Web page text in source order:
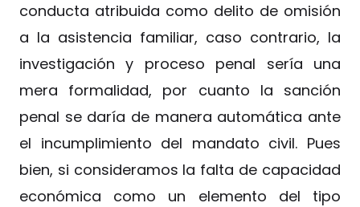
conducta atribuida como delito de omisión
a la asistencia familiar, caso contrario, la
investigación y proceso penal sería una
mera formalidad, por cuanto la sanción
penal se daría de manera automática ante
el incumplimiento del mandato civil. Pues
bien, si consideramos la falta de capacidad
económica como un elemento del tipo